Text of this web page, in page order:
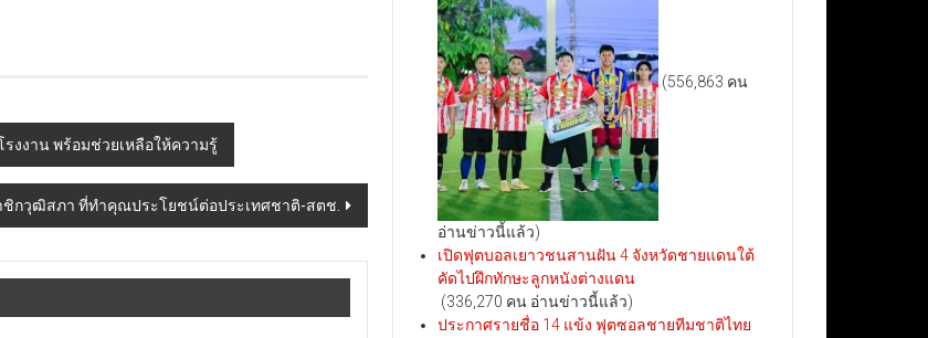
งงาน พร้อมช่วยเหลือให้ความรู้
ชิกวุฒิสภา ที่ทำคุณประโยชน์ต่อประเทศชาติ-สตช.
(556,863 คน
อ่านข่าวนี้แล้ว)
เปิดฟุตบอลเยาวชนสานฝัน 4 จังหวัดชายแดนใต้
คัดไปฝึกทักษะลูกหนังต่างแดน
(336,270 คน อ่านข่าวนี้แล้ว)
ประกาศรายชื่อ 14 แข้ง ฟุตซอลชายทีมชาติไทย